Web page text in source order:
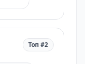
Топ #2